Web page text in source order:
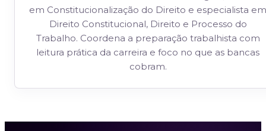
em Constitucionalização do Direito e especialista em
Direito Constitucional, Direito e Processo do
Trabalho. Coordena a preparação trabalhista com
leitura prática da carreira e foco no que as bancas
cobram.